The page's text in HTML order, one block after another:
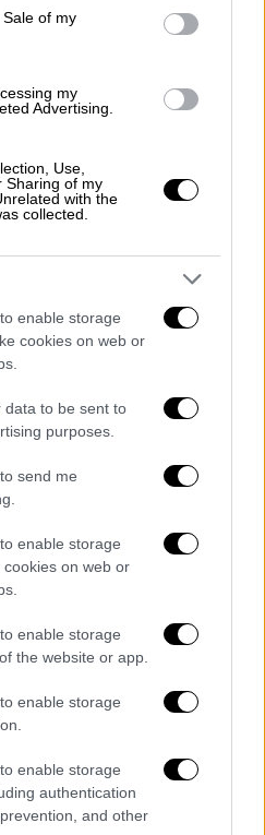
of my
my
Advertising.
Use,
Sharing of my
with the
collected.
enable storage
cookies on web or
data to be sent to
purposes.
send me
enable storage
on web or
enable storage
the website or app.
enable storage
enable storage
authentication
and other
μια σημαντική
με αναπνευστικά
η καθηγήτρια του
και
Περιβάλλοντος και
Πνευμονολογικής
'Αντερσεν,
της μελέτης.
Ευρωπαϊκή Ένωση
αέρα είναι πολύ
ορίζονται στις
του Παγκόσμιου
ανά κυβικό
αιωρούμενα
και 40
μέτρο για το
στην ΕΕ, την ώρα που
τουΠΟΥ ορίζουν
ανά κυβικό μέτρο για τα
του αζώτου. Ωστόσο,
παρόντος την
του ατμοσφαιρικού
εκ μέρους της
Εταιρείας, η